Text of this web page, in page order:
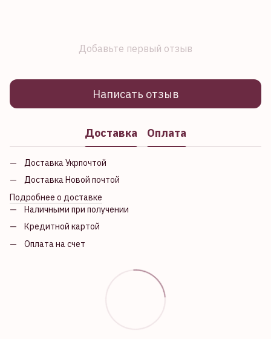
Добавьте первый отзыв
Написать отзыв
Доставка Оплата
Доставка Укрпочтой
Доставка Новой почтой
Подробнее о доставке
Наличными при получении
Кредитной картой
Оплата на счет